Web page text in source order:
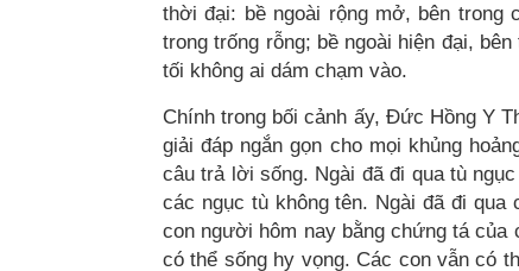
thời đại: bề ngoài rộng mở, bên trong
trong trống rỗng; bề ngoài hiện đại,
tối không ai dám chạm vào.
Chính trong bối cảnh ấy, Đức Hồng Y
giải đáp ngắn gọn cho mọi khủng
câu trả lời sống. Ngài đã đi qua tù
các ngục tù không tên. Ngài đã đi
con người hôm nay bằng chứng tá
có thể sống hy vọng. Các con vẫn có